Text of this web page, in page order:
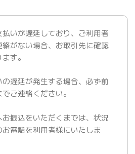
いが遅延しており、ご利用者
がない場合、お取引先に確認
す。
遅延が発生する場合、必ず前
ご連絡ください。
振込をいただくまでは、状況
電話を利用者様にいたしま